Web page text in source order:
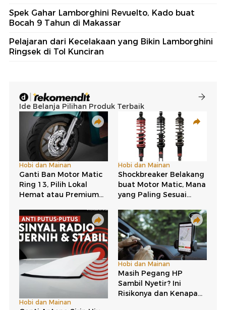
Spek Gahar Lamborghini Revuelto, Kado buat
Bocah 9 Tahun di Makassar
Pelajaran dari Kecelakaan yang Bikin Lamborghini
Ringsek di Tol Kunciran